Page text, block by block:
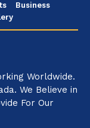
Business
Worldwide.
We Believe in
For Our